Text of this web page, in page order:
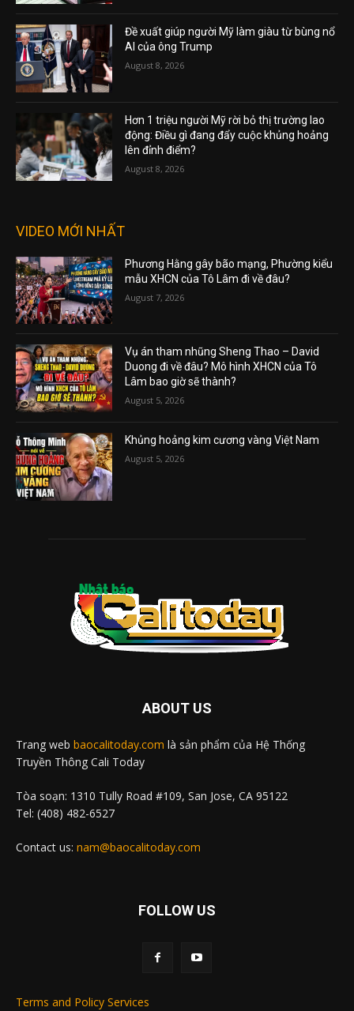
Đề xuất giúp người Mỹ làm giàu từ bùng nổ
AI của ông Trump
August 8, 2026
Hơn 1 triệu người Mỹ rời bỏ thị trường lao
động: Điều gì đang đẩy cuộc khủng hoảng
lên đỉnh điểm?
August 8, 2026
VIDEO MỚI NHẤT
Phương Hằng gây bão mạng, Phường kiểu
mẫu XHCN của Tô Lâm đi về đâu?
August 7, 2026
Vụ án tham nhũng Sheng Thao – David
Duong đi về đâu? Mô hình XHCN của Tô
Lâm bao giờ sẽ thành?
August 5, 2026
Khủng hoảng kim cương vàng Việt Nam
August 5, 2026
ABOUT US
Trang web baocalitoday.com là sản phẩm của Hệ Thống
Truyền Thông Cali Today
Tòa soạn: 1310 Tully Road #109, San Jose, CA 95122
Tel: (408) 482-6527
Contact us: nam@baocalitoday.com
FOLLOW US
Terms and Policy Services